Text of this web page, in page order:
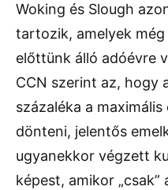
Woking és Slough
tartozik, amelyek
előttünk álló adóévre
CCN szerint az, hogy
százaléka a
dönteni, jelentős
ugyanekkor végzett
képest, amikor